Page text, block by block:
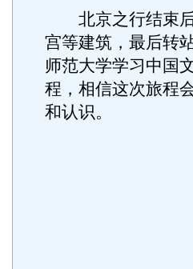
北京之行结束后
宫等建筑，最后转
师范大学学习中国
程，相信这次旅程
和认识。